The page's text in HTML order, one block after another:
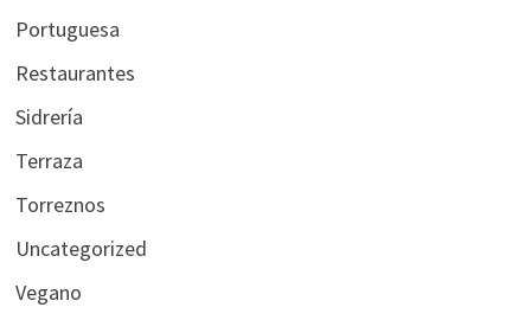
Portuguesa
Restaurantes
Sidrería
Terraza
Torreznos
Uncategorized
Vegano